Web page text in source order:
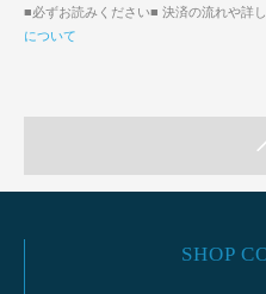
■必ずお読みください■ 決済の流れや詳
について
SHOP